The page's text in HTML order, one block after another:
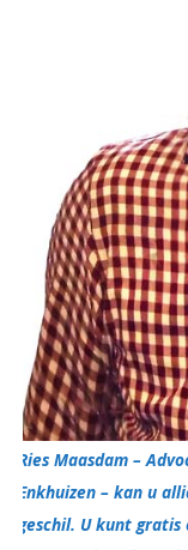
Ries Maasdam –
Enkhuizen – kan u
geschil. U kunt